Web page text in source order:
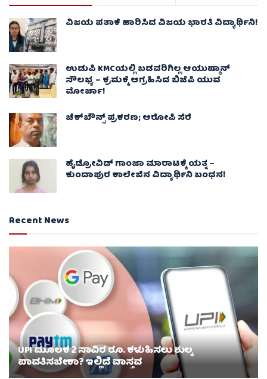
ವಿಜಯ ಪತಾಕೆ ಹಾರಿಸಿದ ವಿಜಯ ಭಾರತಿ ವಿದ್ಯಾರ್ಥಿನಿ!
ಉಡುಪಿ KMCಯಲ್ಲಿ ಬಡವರಿಗಿಲ್ಲ ಆಯುಷ್ಮಾನ್
ಸೌಲಭ್ಯ – ಕ್ರಮಕ್ಕೆ ಆಗ್ರಹಿಸಿದ ಬಿಜೆಪಿ ಯುವ
ಮೋರ್ಚಾ!
ಚೆಕ್​ಬೌನ್ಸ್​ ಪ್ರಕರಣ; ಆರೋಪಿ ಸೆರೆ
ಹೈಡ್ರೋವಿಡ್ ಗಾಂಜಾ ಮಾರಾಟಕ್ಕೆ ಯತ್ನ –
ಕುಂದಾಪುರ ಕಾಲೇಜಿನ ವಿದ್ಯಾರ್ಥಿನಿ ಬಂಧನ!
Recent News
UPI ಮೂಲಕ 2 ಸಾವಿರ ರೂ. ಕಳುಹಿಸಲು ಶುಲ್ಕ
ಪಾವತಿಸಬೇಕಾ? ಇಲ್ಲಿದೆ ವಾಸ್ತವ